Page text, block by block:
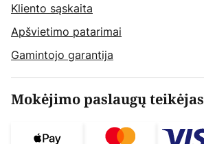
Kliento sąskaita
Apšvietimo patarimai
Gamintojo garantija
Mokėjimo paslaugų teikėjas